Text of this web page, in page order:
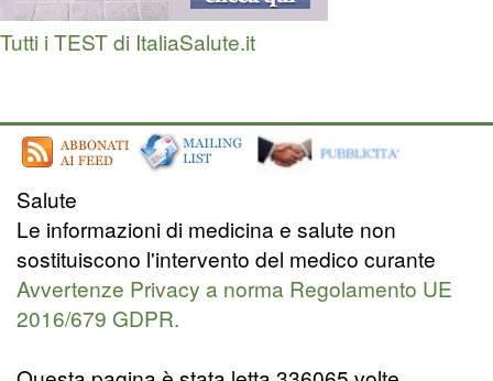
Tutti i TEST di ItaliaSalute.it
Salute
Le informazioni di medicina e salute non
sostituiscono l'intervento del medico curante
Avvertenze Privacy a norma Regolamento UE
2016/679 GDPR.